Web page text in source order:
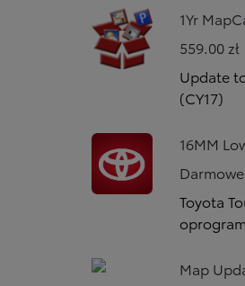
1Yr
559.00 zł
Update
(CY17)
16MM
Darmowe
Toyota
Map